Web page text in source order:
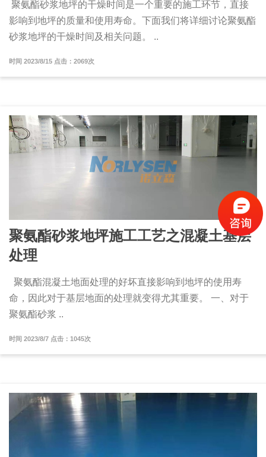
聚氨酯砂浆地坪的干燥时间是一个重要的施工环节，直接
影响到地坪的质量和使用寿命。下面我们将详细讨论聚氨酯
砂浆地坪的干燥时间及相关问题。 ..
时间 2023/8/15 点击：2069次
聚氨酯砂浆地坪施工工艺之混凝土基层
处理
聚氨酯混凝土地面处理的好坏直接影响到地坪的使用寿
命，因此对于基层地面的处理就变得尤其重要。 一、对于
聚氨酯砂浆 ..
时间 2023/8/7 点击：1045次